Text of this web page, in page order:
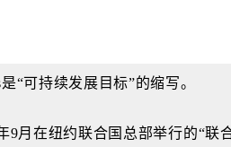
“可持续发展目标”的缩写。
9月在纽约联合国总部举行的“联